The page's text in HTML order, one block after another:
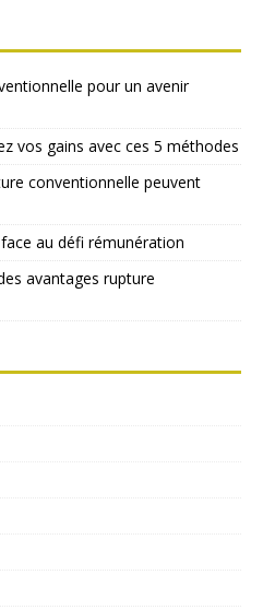
pour un avenir
vos gains avec ces 5 méthodes
conventionnelle peuvent
au défi rémunération
avantages rupture